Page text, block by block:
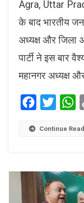
Agra, Uttar
के बाद भारतीय
अध्यक्ष और जिला
पार्टी ने इस बार
महानगर अध्यक्ष
Continue